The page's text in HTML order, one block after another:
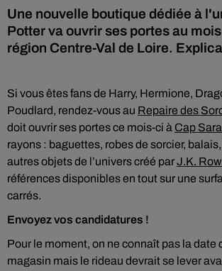
Une nouvelle boutique dédiée à
Potter va ouvrir ses portes au
région Centre-Val de Loire.
Si vous êtes fans de Harry, Hermione,
Poudlard, rendez-vous au Repaire des
doit ouvrir ses portes ce mois-ci à Cap
rayons : baguettes, robes de sorcier,
autres objets de l’univers créé parJ.K.
références disponibles en tout sur une
carrés.
Envoyez vos candidatures !
Pour le moment, on ne connaît pas la date
magasin mais le rideau devrait se lever